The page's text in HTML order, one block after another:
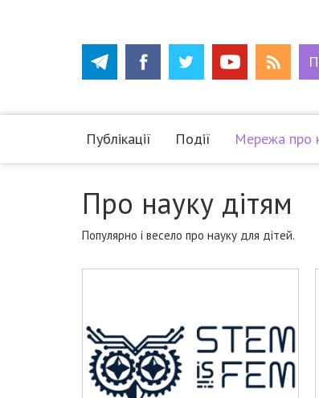
Публікації Події Мережа про
Про науку дітям
Популярно і весело про науку для дітей.